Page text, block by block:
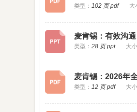
类型： 102 页 pdf 大
麦肯锡：有效沟
类型： 28 页 ppt 大
麦肯锡：2026年
类型： 12 页 pdf 大